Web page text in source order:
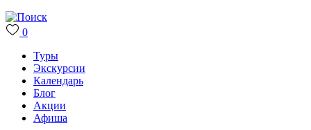
0
Туры
Экскурсии
Календарь
Блог
Акции
Афиша